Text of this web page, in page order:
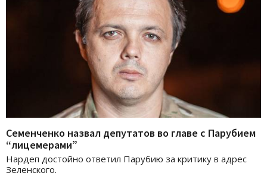
Семенченко назвал депутатов во главе с Парубием
“лицемерами”
Нардеп достойно ответил Парубию за критику в адрес
Зеленского.